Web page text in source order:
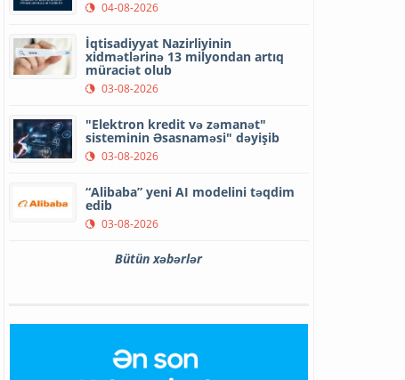
04-08-2026
İqtisadiyyat Nazirliyinin
xidmətlərinə 13 milyondan artıq
müraciət olub
03-08-2026
"Elektron kredit və zəmanət"
sisteminin Əsasnaməsi" dəyişib
03-08-2026
“Alibaba” yeni AI modelini təqdim
edib
03-08-2026
Bütün xəbərlər